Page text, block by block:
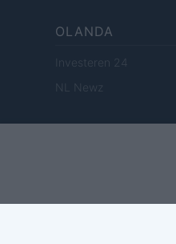
OLANDA
Investeren 24
NL Newz